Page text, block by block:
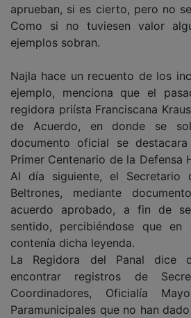
aprueban, si es cierto, pero no
Como si no tuviesen valor
ejemplos sobran.
Najla hace un recuento de los
ejemplo, menciona que el
regidora priísta Franciscana
de Acuerdo, en donde se
documento oficial se
Primer Centenario de la Defensa
Al día siguiente, el Secretario
Beltrones, mediante
acuerdo aprobado, a fin de
sentido, percibiéndose que
contenía dicha leyenda.
La Regidora del Panal dice
encontrar registros de
Coordinadores, Oficialía
Paramunicipales que no han